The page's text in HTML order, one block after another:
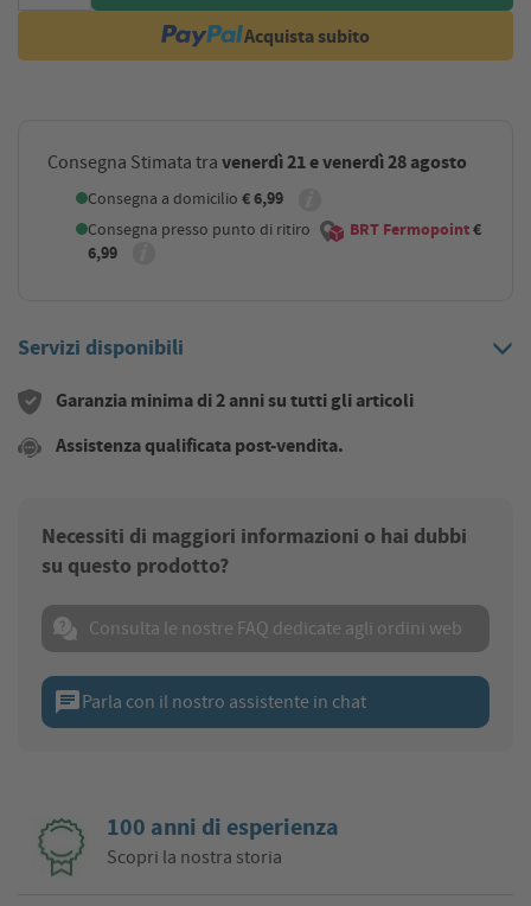
Acquista subito
Consegna Stimata tra venerdì 21 e venerdì 28 agosto
Consegna a domicilio € 6,99
Consegna presso punto di ritiro BRT Fermopoint€
6,99
Servizi disponibili
Garanzia minima di 2 anni su tutti gli articoli
Assistenza qualificata post-vendita.
Necessiti di maggiori informazioni o hai dubbi
su questo prodotto?
Consulta le nostre FAQ dedicate agli ordini web
chatParla con il nostro assistente in chat
100 anni di esperienza
Scopri la nostra storia